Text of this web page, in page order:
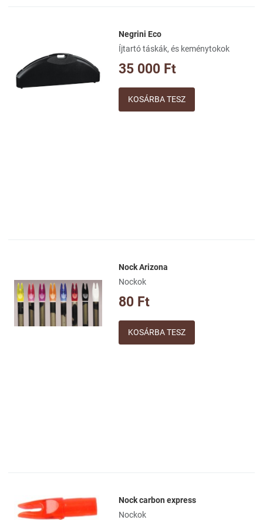
Kívánságlistához adom
Összehasonlításhoz adom
Gyorsnézet
Negrini Eco
Íjtartó táskák, és keménytokok
35 000 Ft
Mennyiség
Kívánságlistához adom
Összehasonlításhoz adom
Gyorsnézet
Nock Arizona
Nockok
80 Ft
Mennyiség
Kívánságlistához adom
Nock carbon express
Nockok